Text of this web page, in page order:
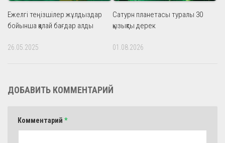
Ежелгі теңізшілер жұлдыздар
бойынша қалай бағдар алды
26.05.2025
Сатурн планетасы туралы 30
қызықты дерек
01.08.2026
ДОБАВИТЬ КОММЕНТАРИЙ
Комментарий *